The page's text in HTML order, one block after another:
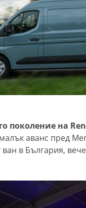
поколение на
аванс пред
в България,